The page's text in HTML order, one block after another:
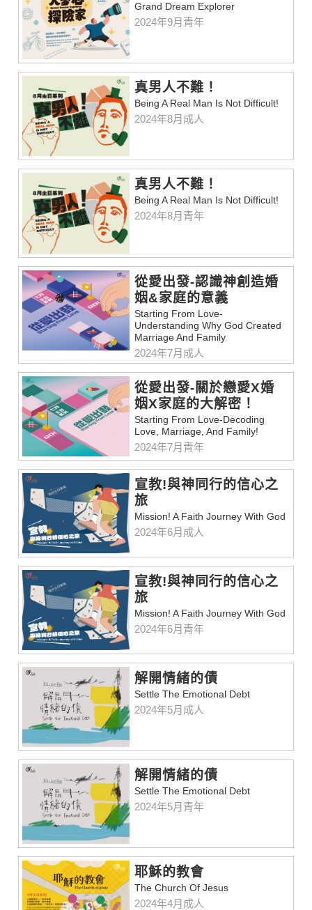
Grand Dream Explorer
2024年9月青年
真男人不難！
Being A Real Man Is Not Difficult!
2024年8月成人
真男人不難！
Being A Real Man Is Not Difficult!
2024年8月青年
從愛出發-認識神創造婚
姻&家庭的意義
Starting From Love-
Understanding Why God Created
Marriage And Family
2024年7月成人
從愛出發-關於戀愛X婚
姻X家庭的大解密！
Starting From Love-Decoding
Love, Marriage, And Family!
2024年7月青年
宣教!與神同行的信心之
旅
Mission! A Faith Journey With God
2024年6月成人
宣教!與神同行的信心之
旅
Mission! A Faith Journey With God
2024年6月青年
解開情緒的債
Settle The Emotional Debt
2024年5月成人
解開情緒的債
Settle The Emotional Debt
2024年5月青年
耶穌的教會
The Church Of Jesus
2024年4月成人